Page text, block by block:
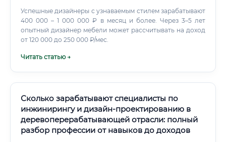
Успешные дизайнеры с узнаваемым стилем зарабатывают
400 000 – 1 000 000 ₽ в месяц и более. Через 3–5 лет
опытный дизайнер мебели может рассчитывать на доход
от 120 000 до 250 000 ₽/мес.
Читать статью →
Сколько зарабатывают специалисты по
инжинирингу и дизайн-проектированию в
деревоперерабатывающей отрасли: полный
разбор профессии от навыков до доходов